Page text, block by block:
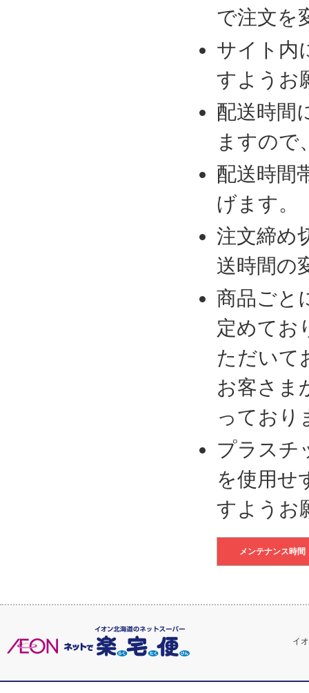
で注文を
サイト内
すようお
配送時間
ますので
配送時間
げます。
注文締め
送時間の
商品ごと
定めてお
ただいて
お客さま
っており
プラスチ
を使用せ
すようお
メンテナンス時間
イ